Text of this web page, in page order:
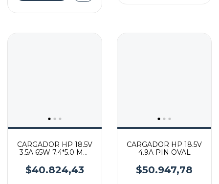
CARGADOR HP 18.5V
3.5A 65W 7.4*5.0 MM
$40.824,43
CARGADOR HP 18.5V
4.9A PIN OVAL
$50.947,78